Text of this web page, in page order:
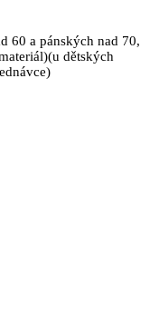
60 a pánských nad 70,
dětských